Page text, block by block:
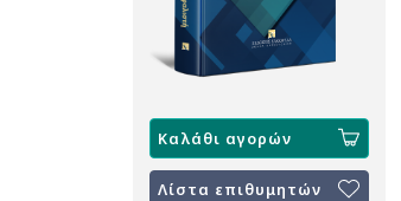
Καλάθι αγορών
Λίστα επιθυμητών